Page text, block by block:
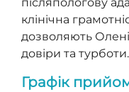
клінічна
дозволяють
довіри та турботи.
Графік